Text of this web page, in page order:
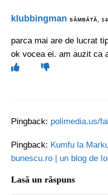
klubbingman SÂMBĂTĂ,
parca mai are de lucrat
ok vocea ei. am auzit ca
Pingback: polimedia.us/
Pingback: Kumfu la
bunescu.ro | un blog de
Lasă un răspuns